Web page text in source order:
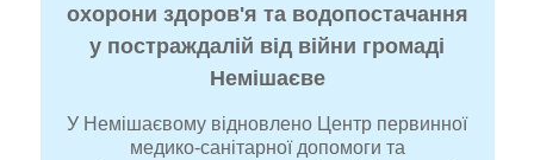
охорони здоров'я та водопостачання
у постраждалій від війни громаді
Немішаєве
У Немішаєвому відновлено Центр первинної
медико-санітарної допомоги та